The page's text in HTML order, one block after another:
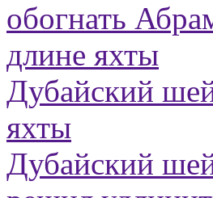
Дубайский
яхты
Дубайский